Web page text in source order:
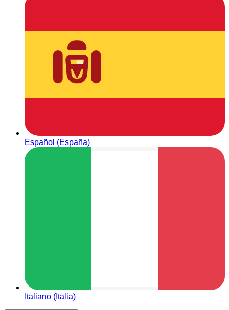
Español (España)
Italiano (Italia)